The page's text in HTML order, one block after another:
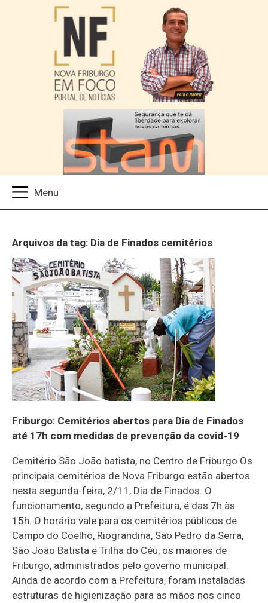
Arquivos da tag: Dia de Finados cemitérios
Friburgo: Cemitérios abertos para Dia de Finados
até 17h com medidas de prevenção da covid-19
Cemitério São João batista, no Centro de Friburgo Os
principais cemitérios de Nova Friburgo estão abertos
nesta segunda-feira, 2/11, Dia de Finados. O
funcionamento, segundo a Prefeitura, é das 7h às
15h. O horário vale para os cemitérios públicos de
Campo do Coelho, Riograndina, São Pedro da Serra,
São João Batista e Trilha do Céu, os maiores de
Friburgo, administrados pelo governo municipal.
Ainda de acordo com a Prefeitura, foram instaladas
estruturas de higienização para as mãos nos cinco